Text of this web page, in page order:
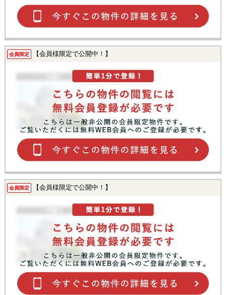
会員限定 【会員様限定で公開中！】
会員限定 【会員様限定で公開中！】